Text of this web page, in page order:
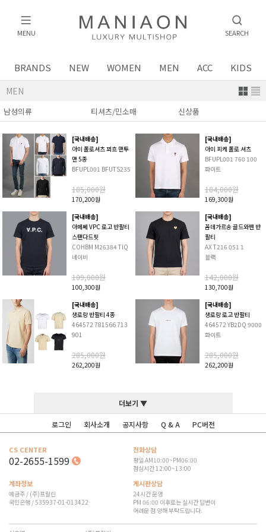
MENU SEARCH
BRANDS NEW WOMEN MEN ACC KIDS
MEN
[국내배송]
아미 폴로셔츠 꾀흐 맨투
맨 5종
BFUPL001 BFUTS235
185,000원
170,200원
[국내배송]
아미 피케 폴로 셔츠
BFUPL001 760 100
화이트
184,000원
169,300원
[국내배송]
아페쎄 VPC 로고 반팔티
스탠다드핏
COHBM M26384 TIQ
네이비
109,000원
100,300원
[국내배송]
꼼데가르송 골드와펜 반
팔티
AX T216 051 1
블랙
142,000원
130,700원
[국내배송]
생로랑 반팔티 4종
464572 781566 713
901
285,000원
262,200원
[국내배송]
생로랑 로고 반팔티
464572 YB2DQ 9000
화이트
285,000원
262,200원
더보기 ▼
로그인 회사소개 공지사항 Q & A PC버전
CS CENTER
02-2655-1599
전화상담
평일 AM10:00~PM06:00
점심시간 12:00~13:00
계좌정보
예금주 / (주)프랄린
국민은행 / 535937-01-013422
게시판상담
24시간 운영
PM 06:00 이후로는 실시간 답변이
어려운 점 양해 부탁드립니다.